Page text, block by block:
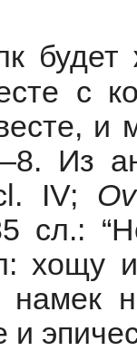
с
и
Из
IV; Ov
сл.:
хощу
намек
и